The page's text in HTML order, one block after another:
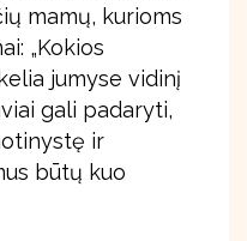
mamų, kurioms
„Kokios
jumyse vidinį
gali padaryti,
ir
būtų kuo